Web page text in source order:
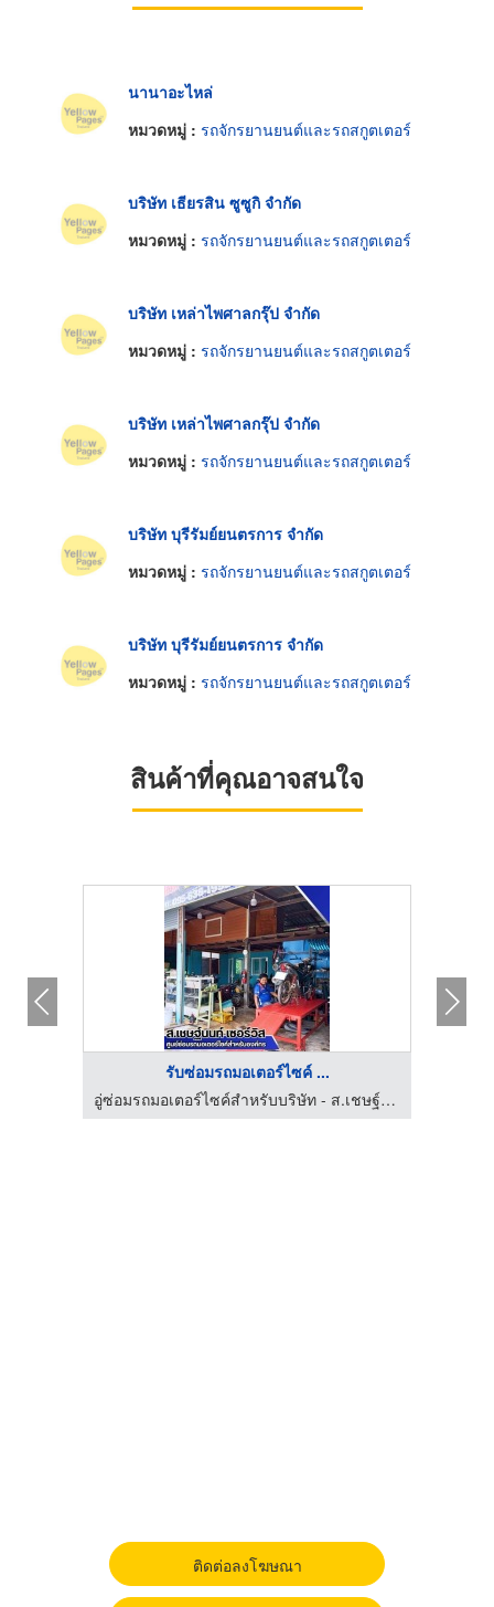
นานาอะไหล่
หมวดหมู่ : รถจักรยานยนต์และรถสกูตเตอร์
บริษัท เธียรสิน ซูซูกิ จำกัด
หมวดหมู่ : รถจักรยานยนต์และรถสกูตเตอร์
บริษัท เหล่าไพศาลกรุ๊ป จำกัด
หมวดหมู่ : รถจักรยานยนต์และรถสกูตเตอร์
บริษัท เหล่าไพศาลกรุ๊ป จำกัด
หมวดหมู่ : รถจักรยานยนต์และรถสกูตเตอร์
บริษัท บุรีรัมย์ยนตรการ จำกัด
หมวดหมู่ : รถจักรยานยนต์และรถสกูตเตอร์
บริษัท บุรีรัมย์ยนตรการ จำกัด
หมวดหมู่ : รถจักรยานยนต์และรถสกูตเตอร์
สินค้าที่คุณอาจสนใจ
รับซ่อมรถมอเตอร์ไซค์ ...
อู่ซ่อมรถมอเตอร์ไซค์สำหรับบริษัท - ส.เชษฐ์นนท์ เซอร์วิส
ติดต่อลงโฆษณา